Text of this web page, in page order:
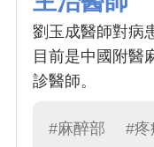
劉玉成醫師對病
目前是中國附醫
診醫師。
#麻醉部 #疼